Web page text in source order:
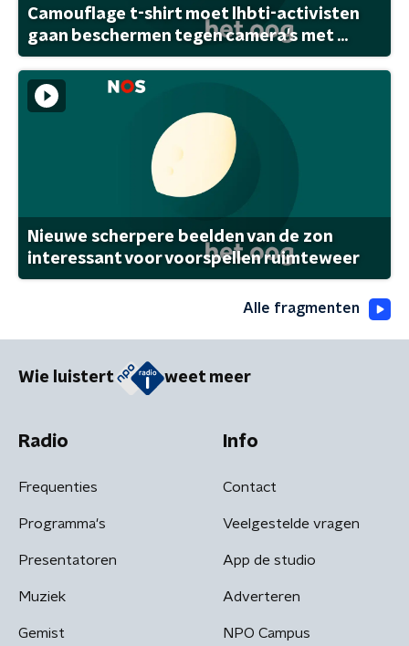
Camouflage t-shirt moet lhbti-activisten
gaan beschermen tegen camera's met ...
Nieuwe scherpere beelden van de zon
interessant voor voorspellen ruimteweer
Alle fragmenten
Wie luistert weet meer
Radio
Frequenties
Programma's
Presentatoren
Muziek
Gemist
Info
Contact
Veelgestelde vragen
App de studio
Adverteren
NPO Campus